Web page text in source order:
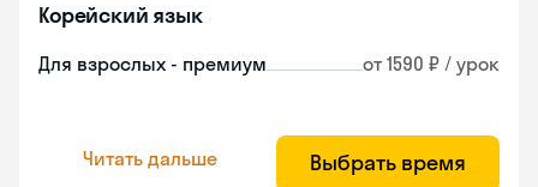
Корейский язык
Для взрослых - премиум от 1590 ₽ / урок
Читать дальше Выбрать время